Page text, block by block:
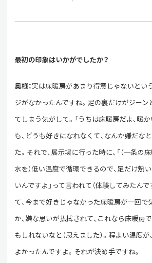
最初の印象はいかがでしたか？
奥様：実は床暖房があまり得意じゃないとい
ジがなかったんですね。足の裏だけがジーン
てしまう気がして。「うちは床暖房だよ、暖
も、どうも好きになれなくて、なんか嫌だな
た。それで、展示場に行った時に、「（一条の
水を）低い温度で循環できるので、足だけ熱
いんですよ」って言われて（体験してみたんで
て、今まで好きじゃなかった床暖房が一回で
か、嫌な思いが払拭されて、これなら床暖房
もしれないなと（思えました）。程よい温度が
よかったんですよ。それが決め手ですね。